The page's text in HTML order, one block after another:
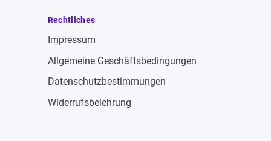
Rechtliches
Impressum
Allgemeine Geschäftsbedingungen
Datenschutzbestimmungen
Widerrufsbelehrung